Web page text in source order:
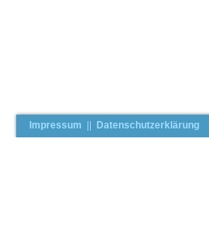
Impressum || Datenschutzerklärung